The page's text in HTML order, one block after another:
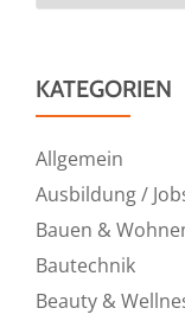
KATEGORIEN
Allgemein
Ausbildung /
Bauen &
Bautechnik
Beauty &